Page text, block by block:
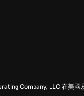
Company, LLC 在美